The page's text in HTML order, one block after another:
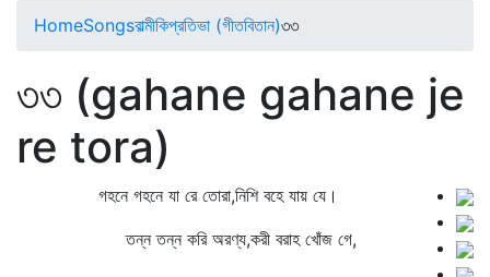
HomeSongsবাল্মীকিপ্রতিভা (গীতবিতান)৩৩
৩৩ (gahane gahane je
re tora)
গহনে গহনে যা রে তোরা,নিশি বহে যায় যে।
তন্ন তন্ন করি অরণ্য,করী বরাহ খোঁজ গে,